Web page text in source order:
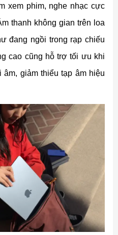
xem phim, nghe nhạc cực
thanh không gian trên loa
đang ngồi trong rạp chiếu
cao cũng hỗ trợ tối ưu khi
giảm thiểu tạp âm hiệu